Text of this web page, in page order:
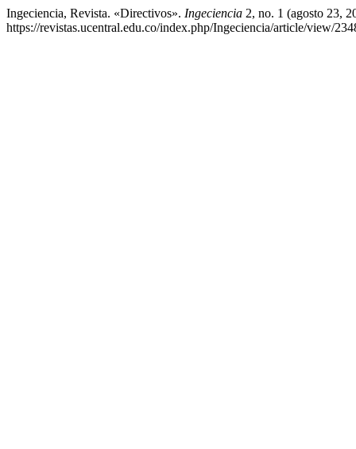
Ingeciencia, Revista. «Directivos». Ingeciencia 2, no. 1 (agosto 23,
https://revistas.ucentral.edu.co/index.php/Ingeciencia/article/view/